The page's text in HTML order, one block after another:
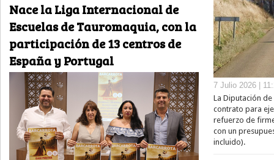
Nace la Liga Internacional de
Escuelas de Tauromaquia, con la
participación de 13 centros de
España y Portugal
7 Julio 2026 |
La Diputación
contrato para
refuerzo de
con un
incluido).